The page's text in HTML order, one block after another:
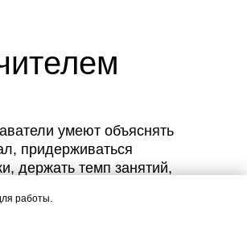
умеют объяснять
придерживаться
держать темп занятий,
комфортную
работы.